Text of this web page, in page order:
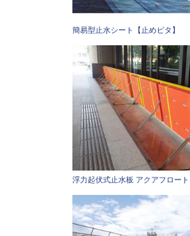
簡易型止水シート【止めピタ】
浮力起伏式止水板 アクアフロート